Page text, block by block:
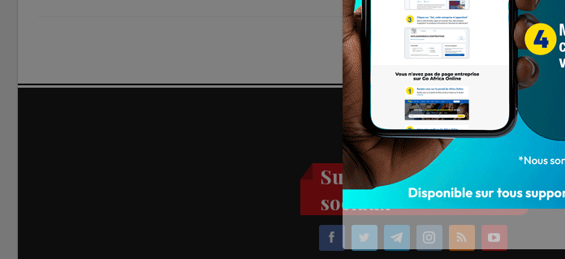
Suivez nos réseaux
sociaux